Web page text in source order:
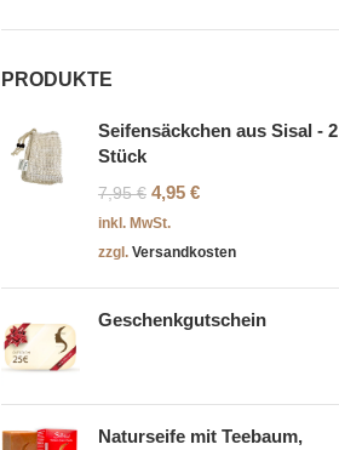
PRODUKTE
Seifensäckchen aus Sisal - 2
Stück
7,95€ 4,95 €
inkl. MwSt.
zzgl. Versandkosten
Geschenkgutschein
Naturseife mit Teebaum,